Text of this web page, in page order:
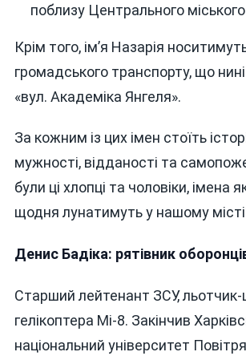
поблизу Центрального
Крім того, ім’я Назарія
громадського транспорту, що
«вул. Академіка Янгеля».
За кожним із цих імен стоїть
мужності, відданості та
були ці хлопці та чоловіки, імена
щодня лунатимуть у нашому
Денис Бадіка: рятівник
Старший лейтенант ЗСУ,
гелікоптера Мі-8. Закінчив
національний університет